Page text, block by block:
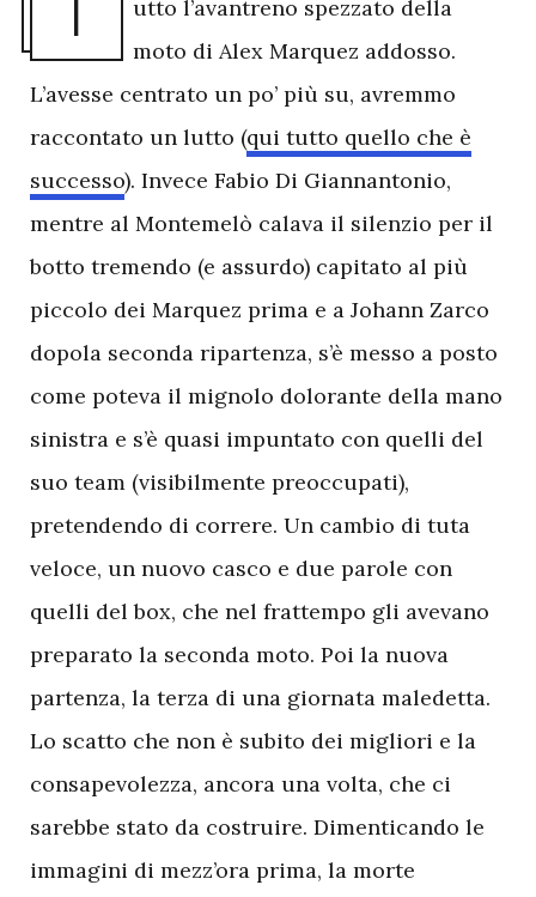
T
utto l’avantreno spezzato della
moto di Alex Marquez addosso.
L’avesse centrato un po’ più su, avremmo
raccontato un lutto (qui tutto quello che è
successo). Invece Fabio Di Giannantonio,
mentre al Montemelò calava il silenzio per il
botto tremendo (e assurdo) capitato al più
piccolo dei Marquez prima e a Johann Zarco
dopola seconda ripartenza, s’è messo a posto
come poteva il mignolo dolorante della mano
sinistra e s’è quasi impuntato con quelli del
suo team (visibilmente preoccupati),
pretendendo di correre. Un cambio di tuta
veloce, un nuovo casco e due parole con
quelli del box, che nel frattempo gli avevano
preparato la seconda moto. Poi la nuova
partenza, la terza di una giornata maledetta.
Lo scatto che non è subito dei migliori e la
consapevolezza, ancora una volta, che ci
sarebbe stato da costruire. Dimenticando le
immagini di mezz’ora prima, la morte